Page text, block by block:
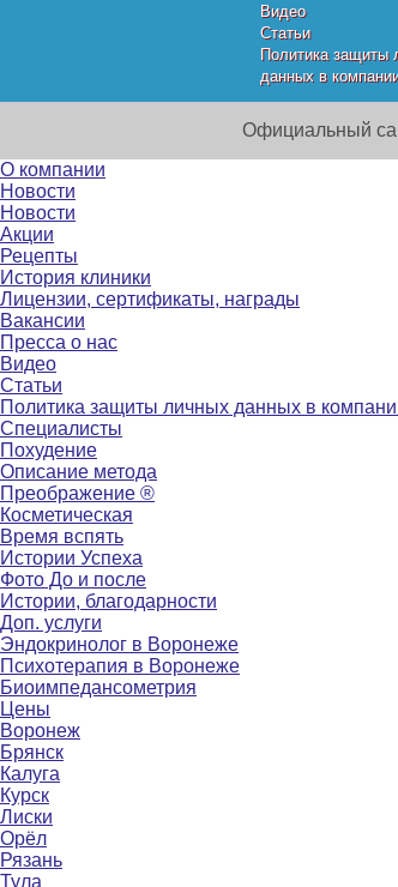
Видео
Статьи
Политика защиты
данных в
Официальный
О компании
Новости
Новости
Акции
Рецепты
История клиники
Лицензии, сертификаты, награды
Вакансии
Пресса о нас
Видео
Статьи
Политика защиты личных данных в
Специалисты
Похудение
Описание метода
Преображение ®
Косметическая
Время вспять
Истории Успеха
Фото До и после
Истории, благодарности
Доп. услуги
Эндокринолог в Воронеже
Психотерапия в Воронеже
Биоимпедансометрия
Цены
Воронеж
Брянск
Калуга
Курск
Лиски
Орёл
Рязань
Тула